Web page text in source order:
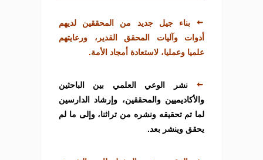
بناء جيل جديد من المحققين لديهم
أدوات وآليات المحقق القدير، ورعايتهم
علميا وعمليا، لاستعادة أمجاد الأمة.
نشر الوعي العلمي بين الباحثين
والأكاديميين والمحققين، وإرشاد الدارسين
لما تم تحقيقه ونشره من تراثنا، وإلى ما لم
يحقق وينشر بعد.